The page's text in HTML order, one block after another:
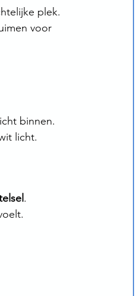
plek.
voor
binnen.
licht.
.